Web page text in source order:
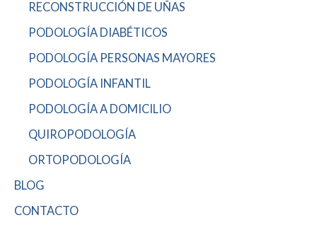
RECONSTRUCCIÓN DE UÑAS
PODOLOGÍA DIABÉTICOS
PODOLOGÍA PERSONAS MAYORES
PODOLOGÍA INFANTIL
PODOLOGÍA A DOMICILIO
QUIROPODOLOGÍA
ORTOPODOLOGÍA
BLOG
CONTACTO